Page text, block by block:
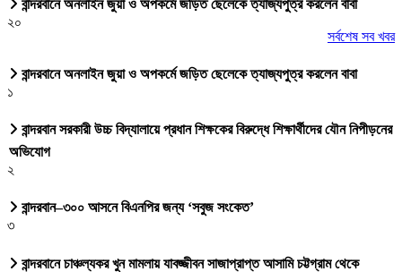
বান্দরবানে অনলাইন জুয়া ও অপকর্মে জড়িত ছেলেকে ত্যাজ্যপুত্র করলেন বাবা
২০
সর্বশেষ সব খবর
বান্দরবানে অনলাইন জুয়া ও অপকর্মে জড়িত ছেলেকে ত্যাজ্যপুত্র করলেন বাবা
১
বান্দরবান সরকারী উচ্চ বিদ্যালায়ে প্রধান শিক্ষকের বিরুদ্ধে শিক্ষার্থীদের যৌন নিপীড়নের
অভিযোগ
২
বান্দরবান–৩০০ আসনে বিএনপির জন্য ‘সবুজ সংকেত’
৩
বান্দরবানে চাঞ্চল্যকর খুন মামলায় যাবজ্জীবন সাজাপ্রাপ্ত আসামি চট্টগ্রাম থেকে